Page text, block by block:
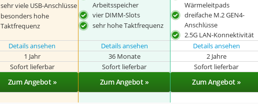
sehr viele USB-Anschlüsse
besonders hohe
Taktfrequenz
Arbeitsspeicher
vier DIMM-Slots
sehr hohe Taktfrequenz
Wärmeleitpads
dreifache M.2 GEN4-
Anschlüsse
2.5G LAN-Konnektivität
Details ansehen Details ansehen Details ansehen
1 Jahr 36 Monate 2 Jahre
Sofort lieferbar Sofort lieferbar Sofort lieferbar
Zum Angebot » Zum Angebot » Zum Angebot »